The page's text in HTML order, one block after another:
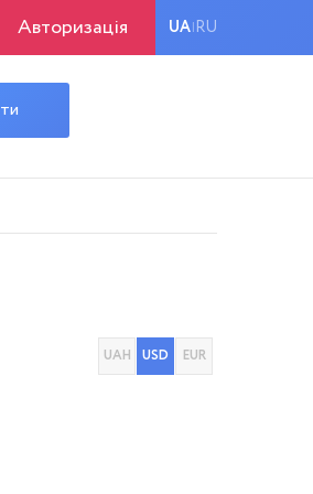
Авторизація UA|RU
UAH USD EUR